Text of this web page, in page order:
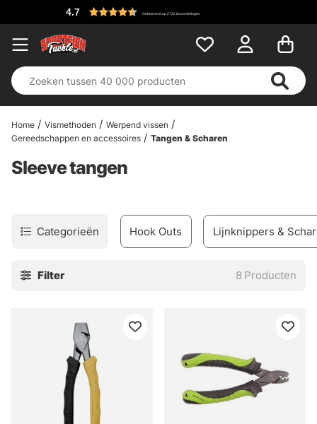
4.7 Gebaseerd op 2732 beoordelingen
Home Vismethoden
Werpend vissen
Gereedschappen en accessoires
Tangen & Scharen
Sleeve tangen
Categorieën Hook Outs Lijnknippers &
Filter 8 Producten